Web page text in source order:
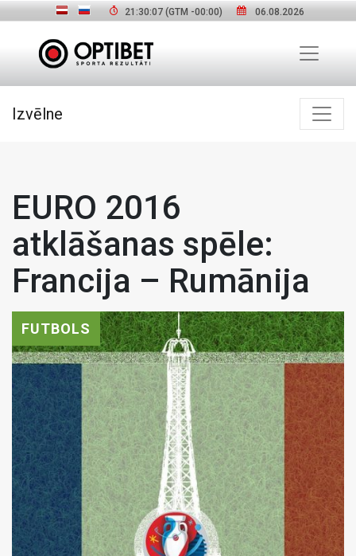
21:30:08(GTM -00:00) 06.08.2026
Izvēlne
EURO 2016
atklāšanas spēle:
Francija – Rumānija
FUTBOLS